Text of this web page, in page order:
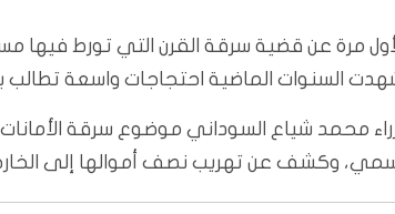
2022، تم الكشف لأول مرة عن قضية سرقة القرن التي
شهدت السنوات الماضية احتجاجات واسعة
محمد شياع السوداني موضوع سرقة
وكشف عن تهريب نصف أموالها إلى